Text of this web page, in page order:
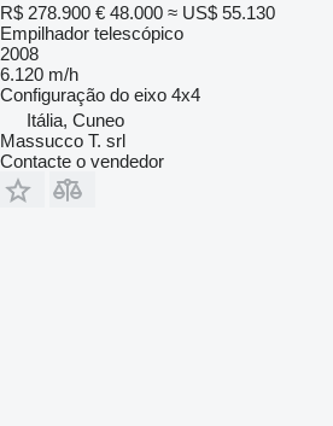
R$ 278.900 € 48.000 ≈ US$ 55.130
Empilhador telescópico
2008
6.120 m/h
Configuração do eixo 4x4
Itália, Cuneo
Massucco T. srl
Contacte o vendedor